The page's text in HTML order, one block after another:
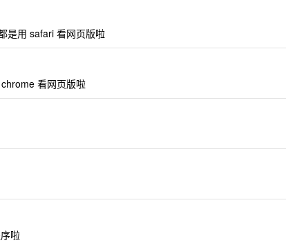
是用 safari 看网页版啦
看网页版啦
啦